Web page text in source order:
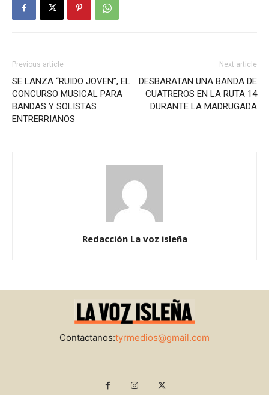
Previous article
SE LANZA “RUIDO JOVEN”, EL
CONCURSO MUSICAL PARA
BANDAS Y SOLISTAS
ENTRERRIANOS
Next article
DESBARATAN UNA BANDA DE
CUATREROS EN LA RUTA 14
DURANTE LA MADRUGADA
Redacción La voz isleña
Contactanos:tyrmedios@gmail.com